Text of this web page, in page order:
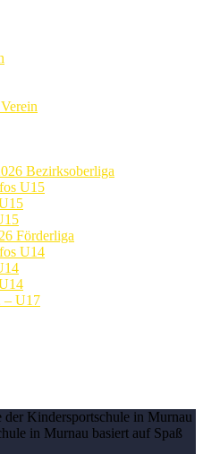
Bezirksoberliga
U15
Förderliga
U14
– U17